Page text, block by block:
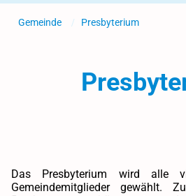
Gemeinde / Presbyterium
Das Presbyterium wird alle
Gemeindemitglieder gewählt.